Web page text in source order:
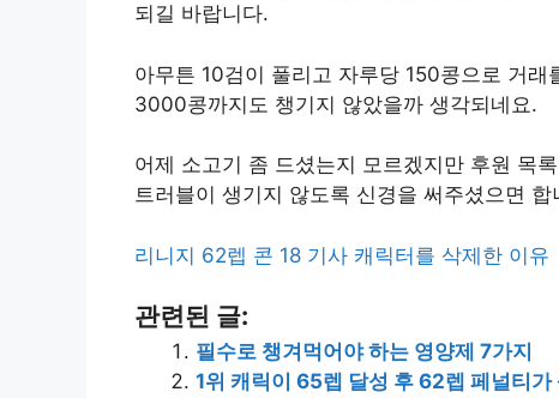
되길 바랍니다.
아무튼 10검이 풀리고 자루당 150콩으로 거
3000콩까지도 챙기지 않았을까 생각되네요.
어제 소고기 좀 드셨는지 모르겠지만 후원 목
트러블이 생기지 않도록 신경을 써주셨으면 합
리니지 62렙 콘 18 기사 캐릭터를 삭제한 이유
관련된 글:
필수로 챙겨먹어야 하는 영양제 7가지
1위 캐릭이 65렙 달성 후 62렙 페널티가